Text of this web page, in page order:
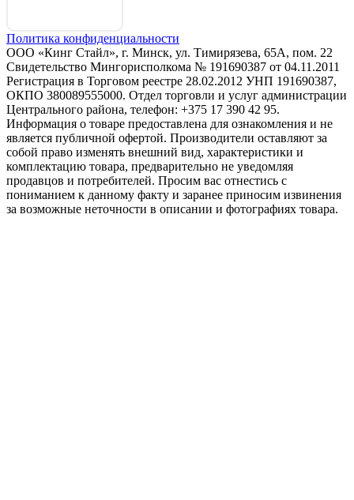
Политика конфиденциальности
ООО «Кинг Стайл», г. Минск, ул. Тимирязева, 65А, пом. 22
Свидетельство Мингорисполкома № 191690387 от 04.11.2011
Регистрация в Торговом реестре 28.02.2012 УНП 191690387,
ОКПО 380089555000. Отдел торговли и услуг администрации
Центрального района, телефон: +375 17 390 42 95.
Информация о товаре предоставлена для ознакомления и не
является публичной офертой. Производители оставляют за
собой право изменять внешний вид, характеристики и
комплектацию товара, предварительно не уведомляя
продавцов и потребителей. Просим вас отнестись с
пониманием к данному факту и заранее приносим извинения
за возможные неточности в описании и фотографиях товара.